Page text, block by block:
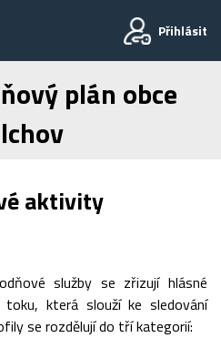
Přihlásit
plán obce
aktivity
služby se zřizují hlásné
která slouží ke sledování
se rozdělují do tří kategorií: